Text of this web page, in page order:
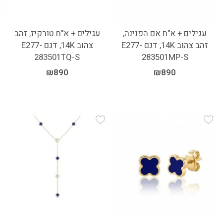
עגילים + א"ח אם הפנינה,
זהב צהוב 14K, דגם E277-
283501MP-S
₪890
עגילים + א"ח טורקיז, זהב
צהוב 14K, דגם E277-
283501TQ-S
₪890
Add Wishlist